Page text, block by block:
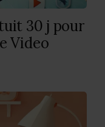
30 j pour
Video